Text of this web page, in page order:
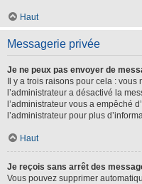
Haut
Messagerie privée
Je ne peux pas envoyer de
Il y a trois raisons pour cela :
l’administrateur a désactivé la
l’administrateur vous a empêché
l’administrateur pour plus
Haut
Je reçois sans arrêt des
Vous pouvez supprimer